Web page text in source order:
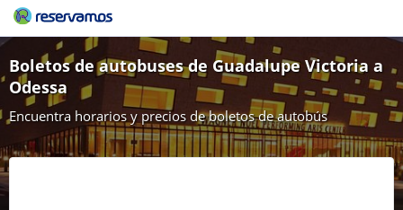
Boletos de autobuses de Guadalupe Victoria a
Odessa
Encuentra horarios y precios de boletos de autobús